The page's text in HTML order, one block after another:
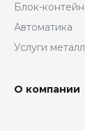
Блок-
Автоматика
Услуги
О компании